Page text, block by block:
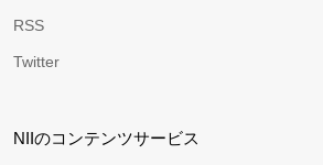
RSS
Twitter
NIIのコンテンツサービス